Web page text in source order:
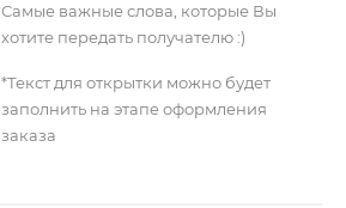
Самые важные слова, которые Вы
хотите передать получателю :)
*Текст для открытки можно будет
заполнить на этапе оформления
заказа